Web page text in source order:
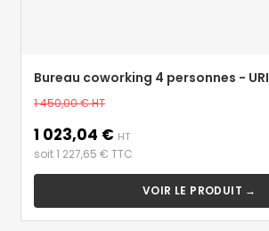
Bureau coworking 4 personnes - URI
Prix
base
1 450,00 €HT
Prix
1 023,04 € HT
soit 1 227,65 € TTC
VOIR LE PRODUIT →